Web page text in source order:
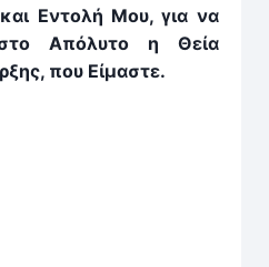
Εν­τολή Μου, για να
στο Απόλυτο η Θεία
που Είμαστε.